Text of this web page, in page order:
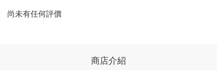
尚未有任何評價
商店介紹